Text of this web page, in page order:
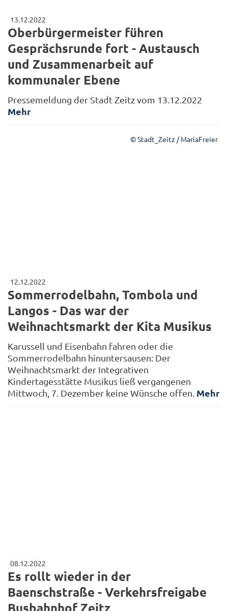
13.12.2022
Oberbürgermeister führen
Gesprächsrunde fort - Austausch
und Zusammenarbeit auf
kommunaler Ebene
Pressemeldung der Stadt Zeitz vom 13.12.2022
Mehr
© Stadt_Zeitz / MariaFreier
12.12.2022
Sommerrodelbahn, Tombola und
Langos - Das war der
Weihnachtsmarkt der Kita Musikus
Karussell und Eisenbahn fahren oder die
Sommerrodelbahn hinuntersausen: Der
Weihnachtsmarkt der Integrativen
Kindertagesstätte Musikus ließ vergangenen
Mittwoch, 7. Dezember keine Wünsche offen. Mehr
08.12.2022
Es rollt wieder in der
Baenschstraße - Verkehrsfreigabe
Busbahnhof Zeitz